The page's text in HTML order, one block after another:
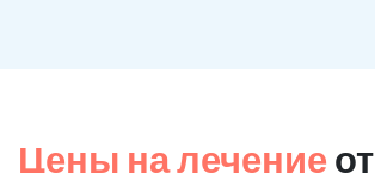
Цены на лечение от